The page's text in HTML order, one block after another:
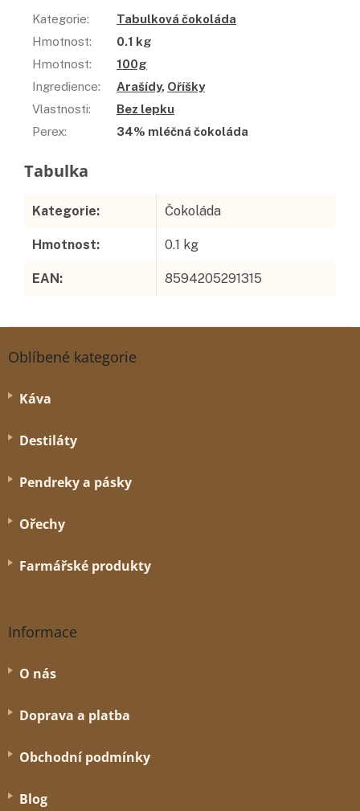
Kategorie:
Tabulková čokoláda
Hmotnost:
0.1 kg
Hmotnost:
100g
Ingredience: Arašídy, Oříšky
Vlastnosti:
Bez lepku
Perex: 34% mléčná čokoláda
Kategorie: Čokoláda
Hmotnost: 0.1 kg
EAN: 8594205291315
Oblíbené kategorie
Káva
Destiláty
Pendreky a pásky
Ořechy
Farmářské produkty
Informace
O nás
Doprava a platba
Obchodní podmínky
Blog